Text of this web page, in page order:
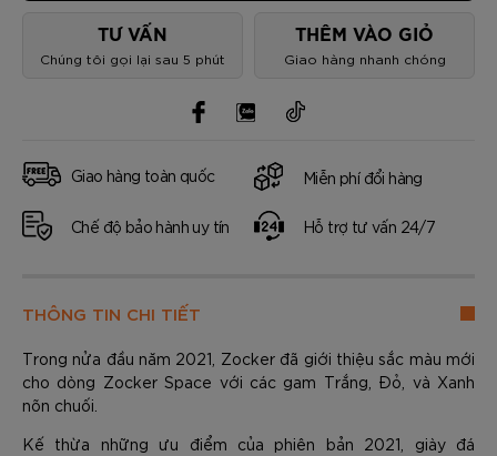
TƯ VẤN
Chúng tôi gọi lại sau 5 phút
THÊM VÀO GIỎ
Giao hàng nhanh chóng
Giao hàng toàn quốc Miễn phí đổi hàng
Chế độ bảo hành uy tín Hỗ trợ tư vấn 24/7
THÔNG TIN CHI TIẾT
Trong nửa đầu năm 2021, Zocker đã giới thiệu sắc màu mới
cho dòng Zocker Space với các gam Trắng, Đỏ, và Xanh
nõn chuối.
Kế thừa những ưu điểm của phiên bản 2021, giày đá